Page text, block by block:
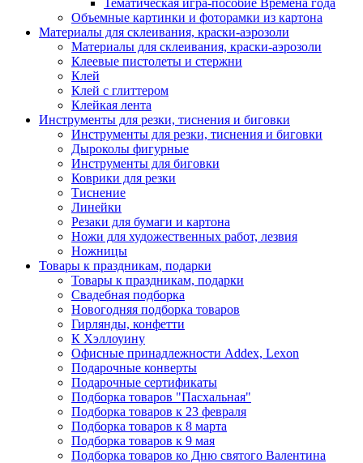
Тематическая игра-пособие Времена года
Объемные картинки и фоторамки из картона
Материалы для склеивания, краски-аэрозоли
Материалы для склеивания, краски-аэрозоли
Клеевые пистолеты и стержни
Клей
Клей с глиттером
Клейкая лента
Инструменты для резки, тиснения и биговки
Инструменты для резки, тиснения и биговки
Дыроколы фигурные
Инструменты для биговки
Коврики для резки
Тиснение
Линейки
Резаки для бумаги и картона
Ножи для художественных работ, лезвия
Ножницы
Товары к праздникам, подарки
Товары к праздникам, подарки
Свадебная подборка
Новогодняя подборка товаров
Гирлянды, конфетти
К Хэллоуину
Офисные принадлежности Addex, Lexon
Подарочные конверты
Подарочные сертификаты
Подборка товаров "Пасхальная"
Подборка товаров к 23 февраля
Подборка товаров к 8 марта
Подборка товаров к 9 мая
Подборка товаров ко Дню святого Валентина